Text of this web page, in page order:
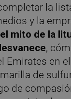
la
y la
el mito de la
,
Emirates en
de
de